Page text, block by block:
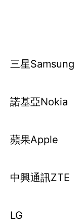
三星Samsung
諾基亞Nokia
蘋果Apple
中興通訊ZTE
LG